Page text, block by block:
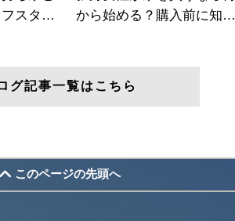
グ記事一覧はこちら
このページの先頭へ